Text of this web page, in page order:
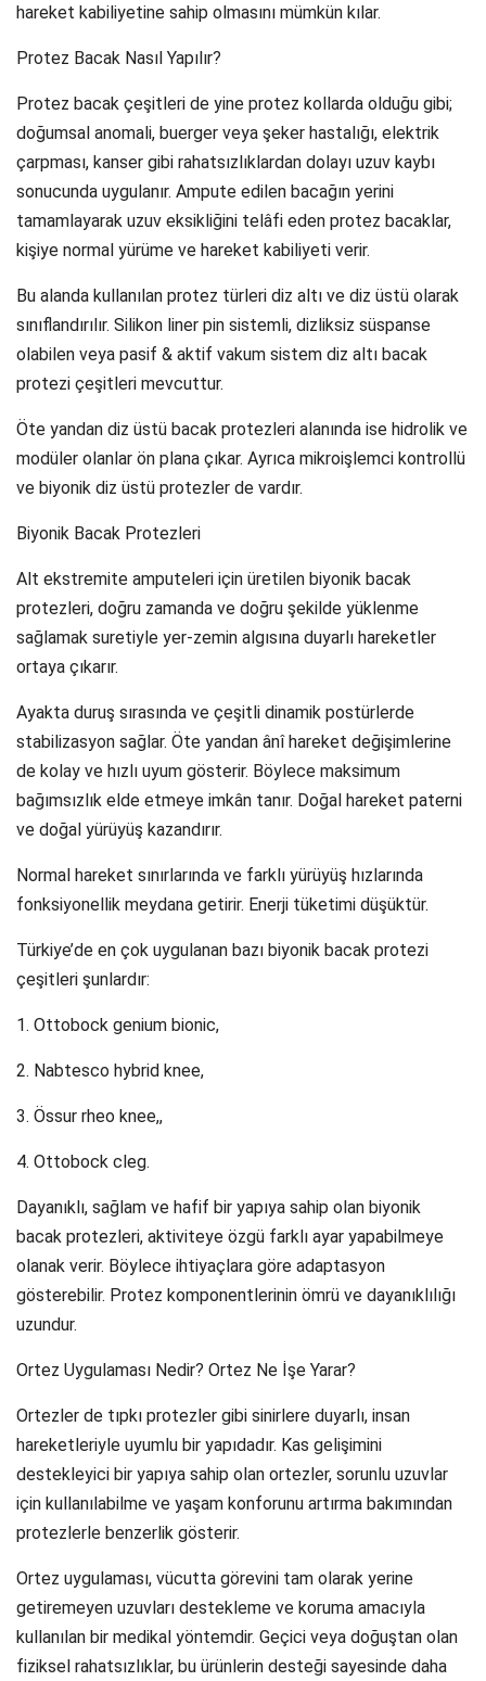
hareket kabiliyetine sahip olmasını mümkün kılar.
Protez Bacak Nasıl Yapılır?
Protez bacak çeşitleri de yine protez kollarda olduğu gibi;
doğumsal anomali, buerger veya şeker hastalığı, elektrik
çarpması, kanser gibi rahatsızlıklardan dolayı uzuv kaybı
sonucunda uygulanır. Ampute edilen bacağın yerini
tamamlayarak uzuv eksikliğini telâfi eden protez bacaklar,
kişiye normal yürüme ve hareket kabiliyeti verir.
Bu alanda kullanılan protez türleri diz altı ve diz üstü olarak
sınıflandırılır. Silikon liner pin sistemli, dizliksiz süspanse
olabilen veya pasif & aktif vakum sistem diz altı bacak
protezi çeşitleri mevcuttur.
Öte yandan diz üstü bacak protezleri alanında ise hidrolik ve
modüler olanlar ön plana çıkar. Ayrıca mikroişlemci kontrollü
ve biyonik diz üstü protezler de vardır.
Biyonik Bacak Protezleri
Alt ekstremite amputeleri için üretilen biyonik bacak
protezleri, doğru zamanda ve doğru şekilde yüklenme
sağlamak suretiyle yer-zemin algısına duyarlı hareketler
ortaya çıkarır.
Ayakta duruş sırasında ve çeşitli dinamik postürlerde
stabilizasyon sağlar. Öte yandan ânî hareket değişimlerine
de kolay ve hızlı uyum gösterir. Böylece maksimum
bağımsızlık elde etmeye imkân tanır. Doğal hareket paterni
ve doğal yürüyüş kazandırır.
Normal hareket sınırlarında ve farklı yürüyüş hızlarında
fonksiyonellik meydana getirir. Enerji tüketimi düşüktür.
Türkiye’de en çok uygulanan bazı biyonik bacak protezi
çeşitleri şunlardır:
1. Ottobock genium bionic,
2. Nabtesco hybrid knee,
3. Össur rheo knee,,
4. Ottobock cleg.
Dayanıklı, sağlam ve hafif bir yapıya sahip olan biyonik
bacak protezleri, aktiviteye özgü farklı ayar yapabilmeye
olanak verir. Böylece ihtiyaçlara göre adaptasyon
gösterebilir. Protez komponentlerinin ömrü ve dayanıklılığı
uzundur.
Ortez Uygulaması Nedir? Ortez Ne İşe Yarar?
Ortezler de tıpkı protezler gibi sinirlere duyarlı, insan
hareketleriyle uyumlu bir yapıdadır. Kas gelişimini
destekleyici bir yapıya sahip olan ortezler, sorunlu uzuvlar
için kullanılabilme ve yaşam konforunu artırma bakımından
protezlerle benzerlik gösterir.
Ortez uygulaması, vücutta görevini tam olarak yerine
getiremeyen uzuvları destekleme ve koruma amacıyla
kullanılan bir medikal yöntemdir. Geçici veya doğuştan olan
fiziksel rahatsızlıklar, bu ürünlerin desteği sayesinde daha